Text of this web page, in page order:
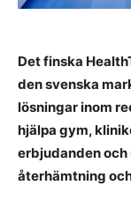
Det finska
den svenska
lösningar inom
hjälpa gym,
erbjudanden
återhämtning